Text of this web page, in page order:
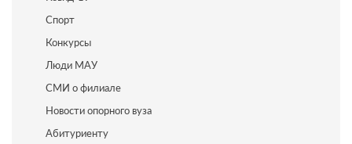
Спорт
Конкурсы
Люди МАУ
СМИ о филиале
Новости опорного вуза
Абитуриенту